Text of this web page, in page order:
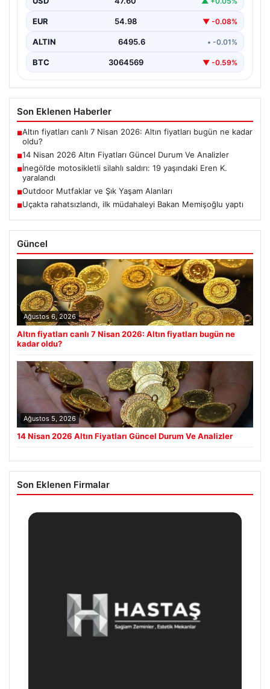
EUR 54.98 ▼ -0.08%
ALTIN 6495.6 • -0.01%
BTC 3064569 ▼ -0.59%
Son Eklenen Haberler
■Altın fiyatları canlı 7 Nisan 2026: Altın fiyatları bugün ne kadar
oldu?
■14 Nisan 2026 Altın Fiyatları Güncel Durum Ve Analizler
■İnegöl’de motosikletli silahlı saldırı: 19 yaşındaki Eren K.
yaralandı
■Outdoor Mutfaklar ve Şık Yaşam Alanları
■Uçakta rahatsızlandı, ilk müdahaleyi Bakan Memişoğlu yaptı
Güncel
Ağustos 6, 2026
Altın fiyatları canlı 7 Nisan 2026: Altın fiyatları bugün ne
kadar oldu?
Ağustos 5, 2026
14 Nisan 2026 Altın Fiyatları Güncel Durum Ve Analizler
Son Eklenen Firmalar